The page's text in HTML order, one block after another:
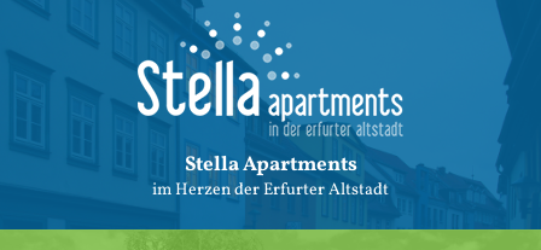
Stella Apartments
im Herzen der Erfurter Altstadt